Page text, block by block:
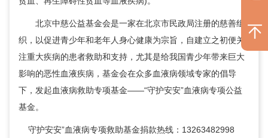
北京中慈公益基金会是一家在北京市民政局注册的慈善组
织，以促进青少年和老年人身心健康为宗旨，自建立之初便关
注重大疾病的患者救助和支持，尤其是给我国青少年带来巨大
影响的恶性血液疾病，基金会在众多血液病领域专家的倡导
下，发起血液病救助专项基金——“守护安安”血液病专项公益
基金。
守护安安”血液病专项救助基金捐款热线：13263482998